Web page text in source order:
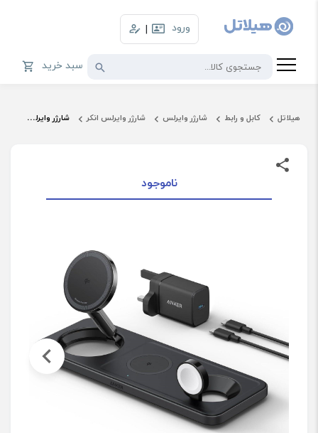
ورود |
سبد خرید
هیلاتل کابل و رابط شارژر وایرلس شارژر وایرلس انکر شارژر وایرلس مگ سیف 3 کاره انکر مدل B25M
ناموجود